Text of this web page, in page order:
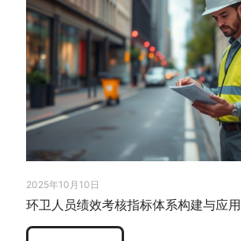
2025年10月10日
环卫人员绩效考核指标体系构建与应用